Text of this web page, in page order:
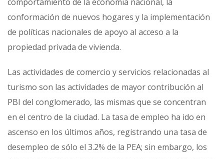
conformación de nuevos hogares y la implementación
de políticas nacionales de apoyo al acceso a la
propiedad privada de vivienda.
Las actividades de comercio y servicios relacionadas al
turismo son las actividades de mayor contribución al
PBI del conglomerado, las mismas que se concentran
en el centro de la ciudad. La tasa de empleo ha ido en
ascenso en los últimos años, registrando una tasa de
desempleo de sólo el 3.2% de la PEA; sin embargo, los